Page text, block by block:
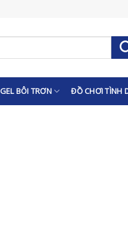
GEL BÔI TRƠN ĐỒ CHƠI TÌNH